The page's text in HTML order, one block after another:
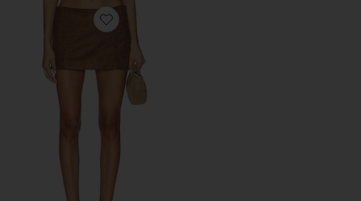
Favorite KITTY スカート